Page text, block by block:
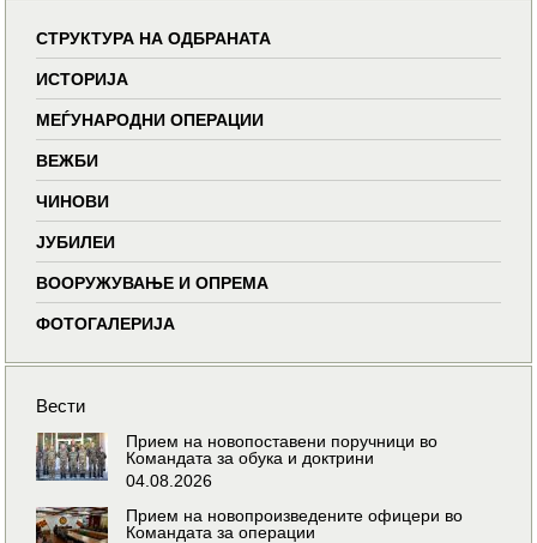
СТРУКТУРА НА ОДБРАНАТА
ИСТОРИЈА
МЕЃУНАРОДНИ ОПЕРАЦИИ
ВЕЖБИ
ЧИНОВИ
ЈУБИЛЕИ
ВООРУЖУВАЊЕ И ОПРЕМА
ФОТОГАЛЕРИЈА
Вести
Прием на новопоставени поручници во
Командата за обука и доктрини
04.08.2026
Прием на новопроизведените офицери во
Командата за операции